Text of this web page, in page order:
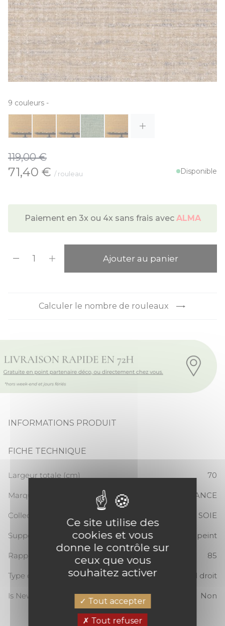
9 couleurs -
119,00 €
À partir de:
71,40 € / rouleau Disponible
Paiement en 3x ou 4x sans frais avec ALMA
Ajouter au panier
Calculer le nombre de rouleaux
INFORMATIONS PRODUIT
FICHE TECHNIQUE
Largeur totale (cm) 70
Marque CASAMANCE
Collection LA SOIE
Support Papier peint
Rapport Vertical 85
Type de raccord Raccord droit
Is New Non
Ce site utilise des
cookies et vous
donne le contrôle sur
ceux que vous
souhaitez activer
Tout accepter
Tout refuser